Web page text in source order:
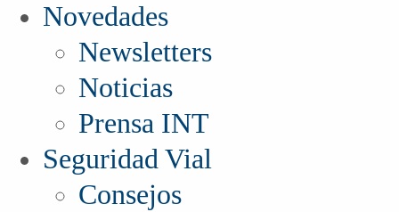
Novedades
Newsletters
Noticias
Prensa INT
Seguridad Vial
Consejos